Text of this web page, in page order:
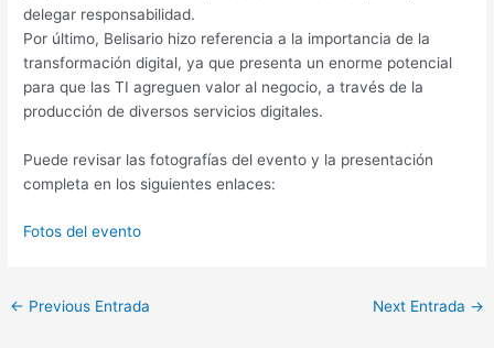
delegar responsabilidad.
Por último, Belisario hizo referencia a la importancia de la
transformación digital, ya que presenta un enorme potencial
para que las TI agreguen valor al negocio, a través de la
producción de diversos servicios digitales.
Puede revisar las fotografías del evento y la presentación
completa en los siguientes enlaces:
Fotos del evento
← Previous Entrada Next Entrada →